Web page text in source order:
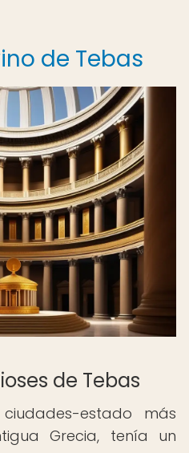
de Tebas
de Tebas
estado más
Grecia, tenía un